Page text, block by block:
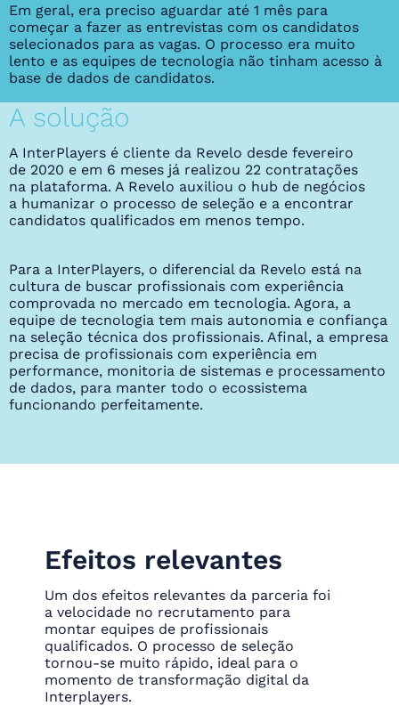
Em geral, era preciso aguardar até 1 mês para
começar a fazer as entrevistas com os candidatos
selecionados para as vagas. O processo era muito
lento e as equipes de tecnologia não tinham acesso à
base de dados de candidatos.
A solução
A InterPlayers é cliente da Revelo desde fevereiro
de 2020 e em 6 meses já realizou 22 contratações
na plataforma. A Revelo auxiliou o hub de negócios
a humanizar o processo de seleção e a encontrar
candidatos qualificados em menos tempo.
Para a InterPlayers, o diferencial da Revelo está na
cultura de buscar profissionais com experiência
comprovada no mercado em tecnologia. Agora, a
equipe de tecnologia tem mais autonomia e confiança
na seleção técnica dos profissionais. Afinal, a empresa
precisa de profissionais com experiência em
performance, monitoria de sistemas e processamento
de dados, para manter todo o ecossistema
funcionando perfeitamente.
Efeitos relevantes
Um dos efeitos relevantes da parceria foi
a velocidade no recrutamento para
montar equipes de profissionais
qualificados. O processo de seleção
tornou-se muito rápido, ideal para o
momento de transformação digital da
Interplayers.